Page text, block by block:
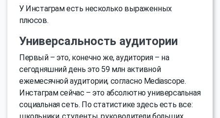
У Инстаграм есть несколько выраженных
плюсов.
Универсальность аудитории
Первый – это, конечно же, аудитория – на
сегодняшний день это 59 млн активной
ежемесячной аудитории, согласно Mediascope.
Инстаграм сейчас – это абсолютно универсальная
социальная сеть. По статистике здесь есть все: